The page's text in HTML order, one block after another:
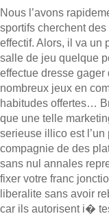
Nous l’avons
sportifs cherchent
effectif. Alors, il va un
salle de jeu quelque
effectue dresse gager
nombreux jeux en
habitudes offertes…
que une telle
serieuse illico est
compagnie de des
sans nul annales
fixer votre franc
liberalite sans avoir
car ils autorisent i�